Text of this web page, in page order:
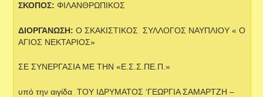
ΣΚΟΠΟΣ: ΦΙΛΑΝΘΡΩΠΙΚΟΣ
ΔΙΟΡΓΑΝΩΣΗ:Ο ΣΚΑΚΙΣΤΙΚΟΣ ΣΥΛΛΟΓΟΣ ΝΑΥΠΛΙΟΥ « Ο
ΑΓΙΟΣ ΝΕΚΤΑΡΙΟΣ»
ΣΕ ΣΥΝΕΡΓΑΣΙΑ ΜΕ ΤΗΝ «Ε.Σ.Σ.ΠΕ.Π.»
υπό την αιγίδα ΤΟΥ ΙΔΡΥΜΑΤΟΣ ‘ΓΕΩΡΓΙΑ ΣΑΜΑΡΤΖΗ –